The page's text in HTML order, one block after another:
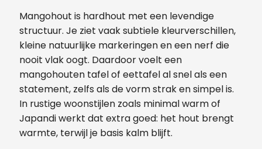
Mangohout is hardhout met een levendige
structuur. Je ziet vaak subtiele kleurverschillen,
kleine natuurlijke markeringen en een nerf die
nooit vlak oogt. Daardoor voelt een
mangohouten tafel of eettafel al snel als een
statement, zelfs als de vorm strak en simpel is.
In rustige woonstijlen zoals minimal warm of
Japandi werkt dat extra goed: het hout brengt
warmte, terwijl je basis kalm blijft.